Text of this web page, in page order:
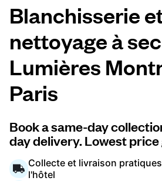
Prix et services
À propos de
Pour les
Connectez-vous
Blanchisserie
nettoyage à
Lumières
Paris
Book a same-day
day delivery. Lowest
Collecte et livraison
l'hôtel